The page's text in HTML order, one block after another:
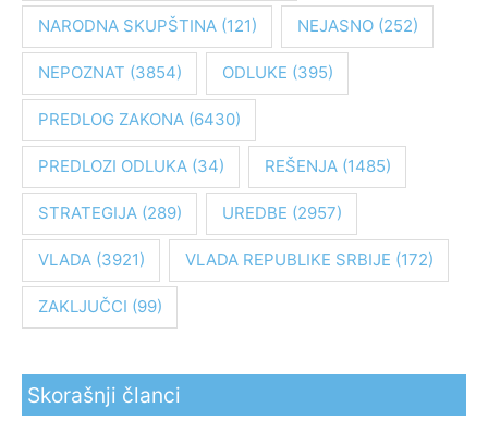
z
NARODNA SKUPŠTINA(121) NEJASNO(252)
NEPOZNAT (3854) ODLUKE (395)
PREDLOG ZAKONA(6430)
PREDLOZI ODLUKA(34) REŠENJA(1485)
STRATEGIJA(289) UREDBE (2957)
VLADA(3921) VLADA REPUBLIKE SRBIJE (172)
ZAKLJUČCI (99)
Skorašnji članci